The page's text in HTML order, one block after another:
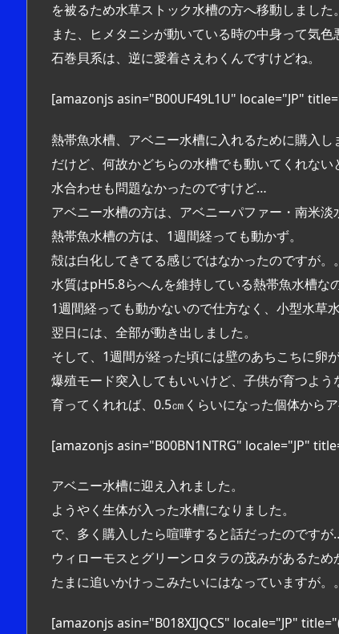
を被るため水草ストック水槽の方へ移動しました。
また、ヒメタニシが動いている時の中身って気色
石巻貝系は、逆に愛着さえわくんですけどね。
[amazonjs asin="B00UF49L1U" locale="JP"
熱帯魚水槽、アベニー水槽に入れるために購入し
だけど、何故かどちらの水槽でも動いてくれない
水合わせも問題なかったのですけど…
アベニー水槽の方は、アベニーパファー・南米
熱帯魚水槽の方は、1週間経っても動かず。
殻は白化してきてる感じではなかったのですが。。
水質はpH5.8らへんを維持している熱帯魚水槽な
1週間経っても動かないので仕方なく、小型水草
翌日には、全部が動き出しました。
そして、1週間が経った頃には壁のあちこちに卵が
爆殖モード突入してもいいけど、子供が育つよう
育ってくれれば、0.5㎝くらいになった個体から
[amazonjs asin="B00BN1NTRG" locale="JP"
アベニー水槽に迎え入れました。
ようやく生体が入った水槽になりました。
で、多く購入したら喧嘩すると話だったのですが
ウィローモスとグリーンロタラの茂みがあるため
たまに追いかけっこみたいにはなっていますが。
[amazonjs asin="B018XIJQCS" locale="JP"